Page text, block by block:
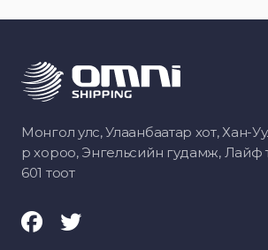
Монгол улс, Улаанбаатар хот, Хан-Уул
р хороо, Энгельсийн гудамж, Лайф
601 тоот